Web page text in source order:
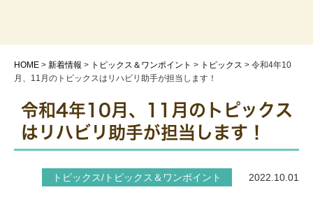
HOME > 新着情報 > トピックス＆ワンポイント > トピックス > 令和4年10
月、11月のトピックスはリハビリ助手が担当します！
令和4年10月、11月のトピックス
はリハビリ助手が担当します！
トピックス/トピックス＆ワンポイント 2022.10.01